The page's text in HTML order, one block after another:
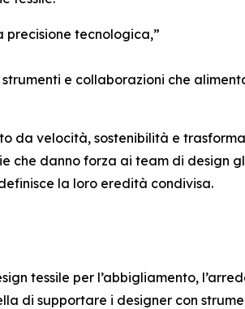
precisione tecnologica,”
e collaborazioni che
da velocità, sostenibilità e
danno forza ai team di design
la loro eredità condivisa.
tessile per l’abbigliamento,
di supportare i designer con